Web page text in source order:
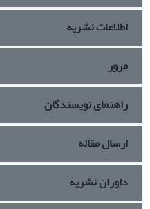
اطلاعات نشریه
مرور
راهنمای نویسندگان
ارسال مقاله
داوران نشریه